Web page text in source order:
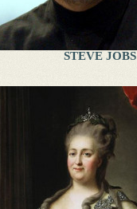
STEVE JOBS